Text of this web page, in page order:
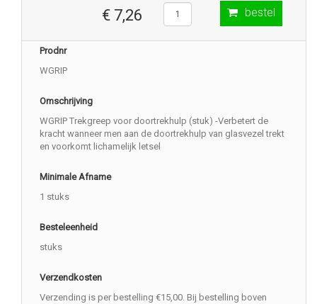
€ 7,26 bestel
Prodnr
WGRIP
Omschrijving
WGRIP Trekgreep voor doortrekhulp (stuk) -Verbetert de
kracht wanneer men aan de doortrekhulp van glasvezel trekt
en voorkomt lichamelijk letsel
Minimale Afname
1 stuks
Besteleenheid
stuks
Verzendkosten
Verzending is per bestelling €15,00. Bij bestelling boven